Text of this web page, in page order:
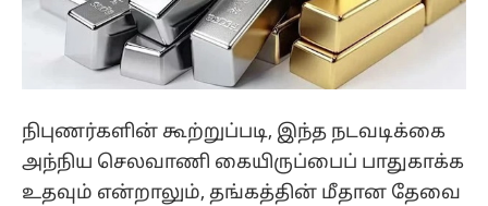
நிபுணர்களின் கூற்றுப்படி, இந்த நடவடிக்கை
அந்நிய செலவாணி கையிருப்பைப் பாதுகாக்க
உதவும் என்றாலும், தங்கத்தின் மீதான தேவை